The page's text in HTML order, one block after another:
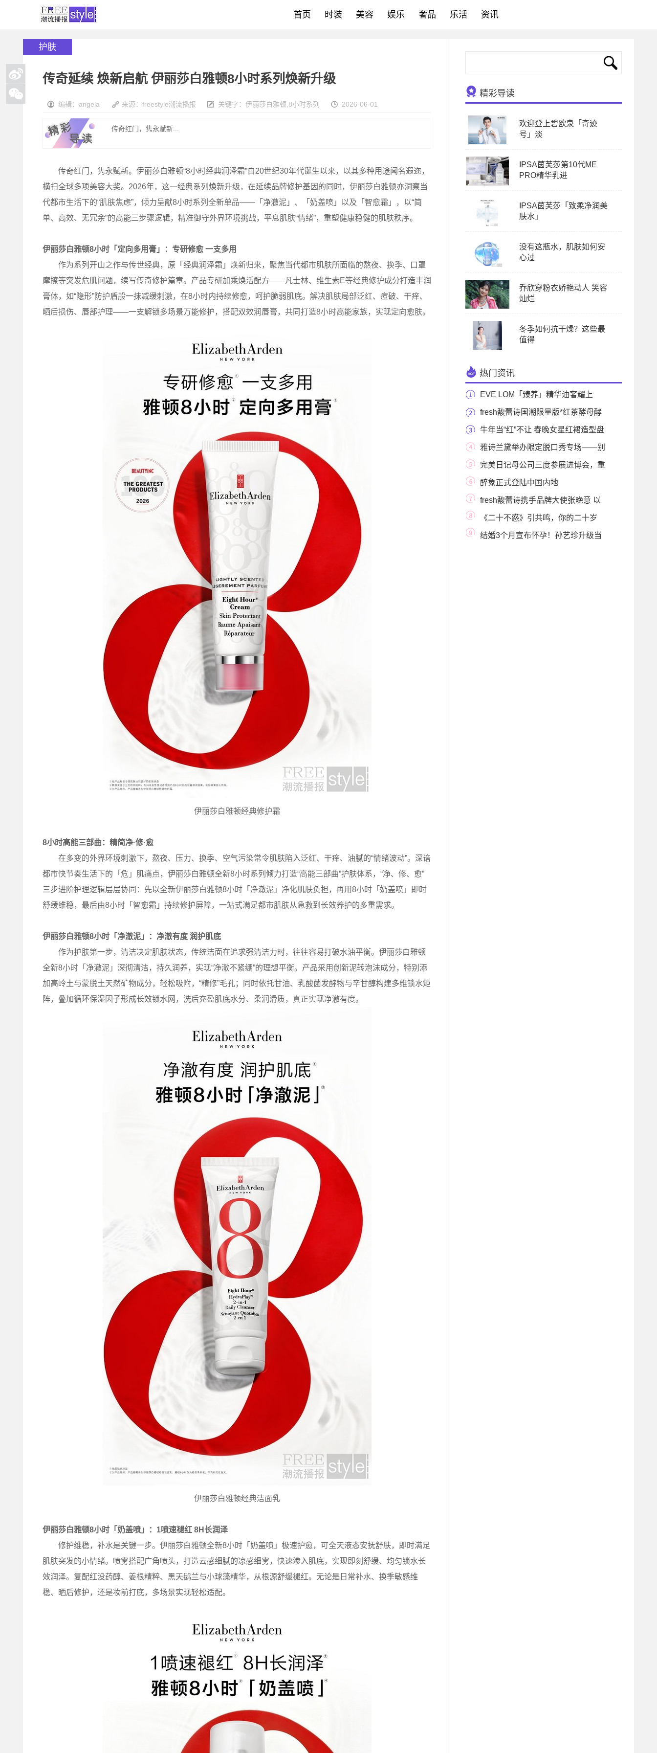
首页 时装 美容 娱乐 奢品 乐活 资讯
护肤
传奇延续 焕新启航 伊丽莎白雅顿8小时系列焕新升级
编辑：angela 来源：freestyle潮流播报 关键字： 伊丽莎白雅顿 8小时系列 2026-06-01
传奇红门，隽永赋新...
传奇红门，隽永赋新。伊丽莎白雅顿“8小时经典润泽霜”自20世纪30年代诞生以来，以其多种用途闻名遐迩，
横扫全球多项美容大奖。2026年，这一经典系列焕新升级，在延续品牌修护基因的同时，伊丽莎白雅顿亦洞察当
代都市生活下的“肌肤焦虑”，倾力呈献8小时系列全新单品——「净澈泥」、「奶盖喷」以及「智愈霜」，以“简
单、高效、无冗余”的高能三步骤逻辑，精准御守外界环境挑战，平息肌肤“情绪”，重塑健康稳健的肌肤秩序。
伊丽莎白雅顿8小时「定向多用膏」：专研修愈 一支多用
作为系列开山之作与传世经典，原「经典润泽霜」焕新归来，聚焦当代都市肌肤所面临的熬夜、换季、口罩
摩擦等突发危肌问题，续写传奇修护篇章。产品专研加乘焕活配方——凡士林、维生素E等经典修护成分打造丰润
膏体，如“隐形”防护盾般一抹减缓刺激，在8小时内持续修愈，呵护脆弱肌底。解决肌肤局部泛红、痘破、干痒、
晒后损伤、唇部护理——一支解锁多场景万能修护，搭配双效润唇膏，共同打造8小时高能家族，实现定向愈肤。
伊丽莎白雅顿经典修护霜
8小时高能三部曲：精简净·修·愈
在多变的外界环境刺激下，熬夜、压力、换季、空气污染常令肌肤陷入泛红、干痒、油腻的“情绪波动”。深谙
都市快节奏生活下的「危」肌痛点，伊丽莎白雅顿全新8小时系列倾力打造“高能三部曲”护肤体系，“净、修、愈”
三步进阶护理逻辑层层协同：先以全新伊丽莎白雅顿8小时「净澈泥」净化肌肤负担，再用8小时「奶盖喷」即时
舒缓维稳，最后由8小时「智愈霜」持续修护屏障，一站式满足都市肌肤从急救到长效养护的多重需求。
伊丽莎白雅顿8小时「净澈泥」：净澈有度 润护肌底
作为护肤第一步，清洁决定肌肤状态，传统洁面在追求强清洁力时，往往容易打破水油平衡。伊丽莎白雅顿
全新8小时「净澈泥」深彻清洁，持久润养，实现“净澈不紧绷”的理想平衡。产品采用创新泥转泡沫成分，特别添
加高岭土与蒙脱土天然矿物成分，轻松吸附，“精修”毛孔；同时依托甘油、乳酸菌发酵物与辛甘醇构建多维锁水矩
阵，叠加循环保湿因子形成长效锁水网，洗后充盈肌底水分、柔润滑质，真正实现净澈有度。
伊丽莎白雅顿经典洁面乳
伊丽莎白雅顿8小时「奶盖喷」：1喷速褪红 8H长润泽
修护维稳，补水是关键一步。伊丽莎白雅顿全新8小时「奶盖喷」极速护愈，可全天液态安抚舒肤，即时满足
肌肤突发的小情绪。喷雾搭配广角喷头，打造云感细腻的凉感细雾，快速渗入肌底，实现即刻舒缓、均匀锁水长
效润泽。复配红没药醇、姜根精粹、黑天鹅兰与小球藻精华，从根源舒缓褪红。无论是日常补水、换季敏感维
稳、晒后修护，还是妆前打底，多场景实现轻松适配。
精彩导读
欢迎登上碧欧泉「奇迹
号」淡
IPSA茵芙莎第10代ME
PRO精华乳进
IPSA茵芙莎「致柔净润美
肤水」
没有这瓶水，肌肤如何安
心过
乔欣穿粉衣娇艳动人 笑容
灿烂
冬季如何抗干燥？这些最
值得
热门资讯
EVE LOM「臻养」精华油奢耀上
市，尽享肌肤SPA级滋
fresh馥蕾诗国潮限量版*红茶酵母酵
萃精华液 硬核
牛年当“红”不让 春晚女星红裙造型盘
点 雅诗兰黛举办限定脱口秀专场——别
「胶」虑 没
完美日记母公司三度参展进博会，重
磅发布“逸
醉象正式登陆中国内地
fresh馥蕾诗携手品牌大使张晚意 以
至臻至纯矜贵
《二十不惑》引共鸣，你的二十岁
“惑”了吗？
结婚3个月宣布怀孕！孙艺珍升级当